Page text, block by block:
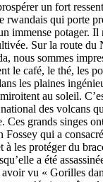
un fort
rwandais qui porte
immense potager. Il
Sur la route du
nous sommes
le café, le thé, les
les plaines
au soleil.
des volcans
Ces grands singes
qui a
à les protéger du
a été
vu « Gorilles